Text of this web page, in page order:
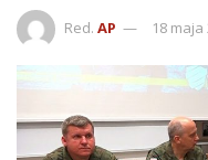
Red. AP 18 maja